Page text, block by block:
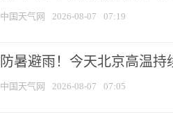
中国天气网 2026-08-07 07:19
防暑避雨！今天北京高温
中国天气网 2026-08-07 07:05